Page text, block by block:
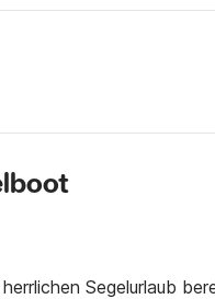
Segelurlaub